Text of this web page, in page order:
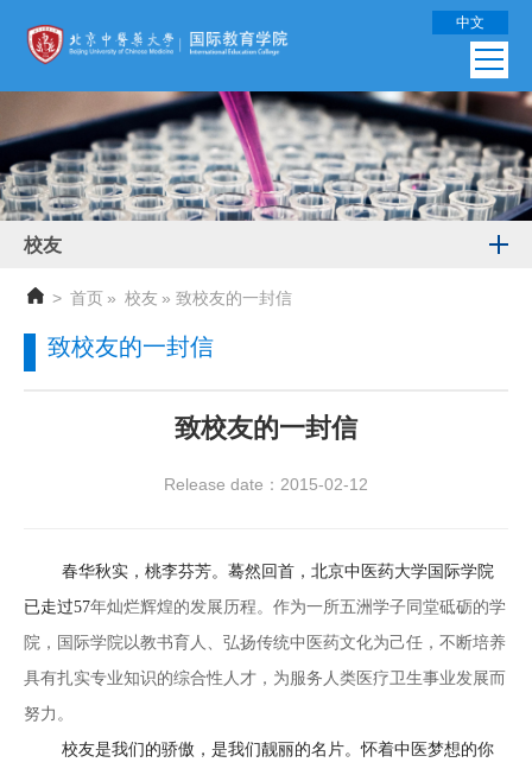
中文
校友
> 首页 » 校友 » 致校友的一封信
致校友的一封信
致校友的一封信
Release date：2015-02-12
春华秋实，桃李芬芳。蓦然回首，北京中医药大学国际学院
已走过57年灿烂辉煌的发展历程。作为一所五洲学子同堂砥砺的学
院，国际学院以教书育人、弘扬传统中医药文化为己任，不断培养
具有扎实专业知识的综合性人才，为服务人类医疗卫生事业发展而
努力。
校友是我们的骄傲，是我们靓丽的名片。怀着中医梦想的你